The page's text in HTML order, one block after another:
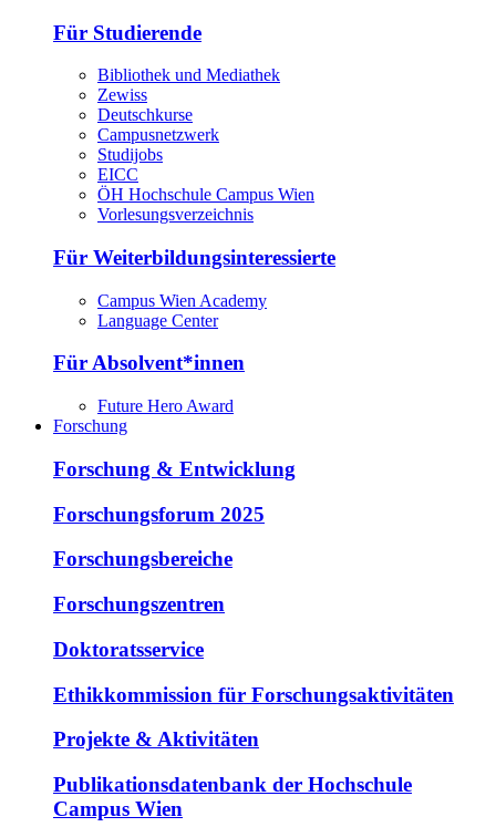
Für Studierende
Bibliothek und Mediathek
Zewiss
Deutschkurse
Campusnetzwerk
Studijobs
EICC
ÖH Hochschule Campus Wien
Vorlesungsverzeichnis
Für Weiterbildungsinteressierte
Campus Wien Academy
Language Center
Für Absolvent*innen
Future Hero Award
Forschung
Forschung & Entwicklung
Forschungsforum 2025
Forschungsbereiche
Forschungszentren
Doktoratsservice
Ethikkommission für Forschungsaktivitäten
Projekte & Aktivitäten
Publikationsdatenbank der Hochschule
Campus Wien